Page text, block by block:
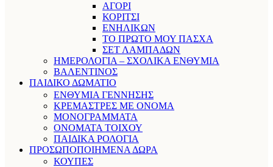
ΑΓΟΡΙ
ΚΟΡΙΤΣΙ
ΕΝΗΛΙΚΩΝ
ΤΟ ΠΡΩΤΟ ΜΟΥ ΠΑΣΧΑ
ΣΕΤ ΛΑΜΠΑΔΩΝ
ΗΜΕΡΟΛΟΓΙΑ – ΣΧΟΛΙΚΑ ΕΝΘΥΜΙΑ
ΒΑΛΕΝΤΙΝΟΣ
ΠΑΙΔΙΚΟ ΔΩΜΑΤΙΟ
ΕΝΘΥΜΙΑ ΓΕΝΝΗΣΗΣ
ΚΡΕΜΑΣΤΡΕΣ ΜΕ ΟΝΟΜΑ
ΜΟΝΟΓΡΑΜΜΑΤΑ
ΟΝΟΜΑΤΑ ΤΟΙΧΟΥ
ΠΑΙΔΙΚΑ ΡΟΛΟΓΙΑ
ΠΡΟΣΩΠΟΠΟΙΗΜΕΝΑ ΔΩΡΑ
ΚΟΥΠΕΣ